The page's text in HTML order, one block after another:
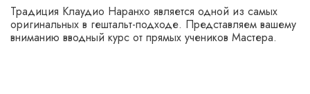
Традиция Клаудио Наранхо является одной из самых
оригинальных в гештальт-подходе. Представляем вашему
вниманию вводный курс от прямых учеников Мастера.